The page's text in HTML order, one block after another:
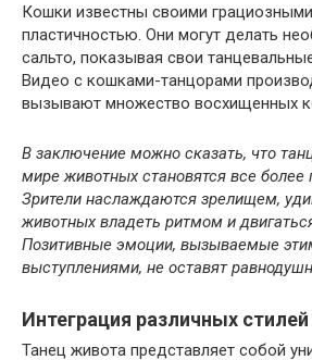
Кошки известны своими
пластичностью. Они могут делать
сальто, показывая свои
Видео с кошками-танцорами
вызывают множество восхищенных
В заключение можно сказать, что
мире животных становятся все более
Зрители наслаждаются зрелищем,
животных владеть ритмом и
Позитивные эмоции, вызываемые
выступлениями, не оставят
Интеграция различных
Танец живота представляет собой